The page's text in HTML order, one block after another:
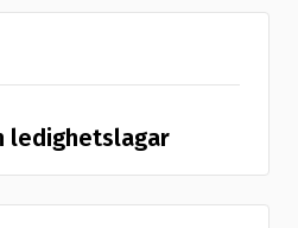
ledighetslagar